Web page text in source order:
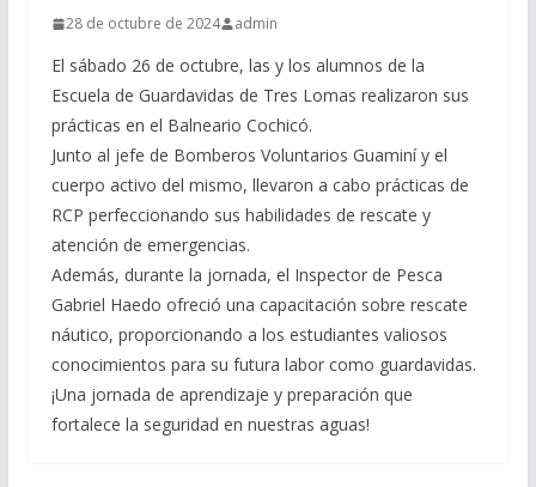
28 de octubre de 2024 admin
El sábado 26 de octubre, las y los alumnos de la
Escuela de Guardavidas de Tres Lomas realizaron sus
prácticas en el Balneario Cochicó.
Junto al jefe de Bomberos Voluntarios Guaminí y el
cuerpo activo del mismo, llevaron a cabo prácticas de
RCP perfeccionando sus habilidades de rescate y
atención de emergencias.
Además, durante la jornada, el Inspector de Pesca
Gabriel Haedo ofreció una capacitación sobre rescate
náutico, proporcionando a los estudiantes valiosos
conocimientos para su futura labor como guardavidas.
¡Una jornada de aprendizaje y preparación que
fortalece la seguridad en nuestras aguas!